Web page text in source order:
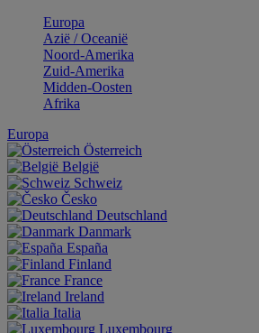
Europa
Aziё / Oceaniё
Noord-Amerika
Zuid-Amerika
Midden-Oosten
Afrika
Europa
Österreich
België
Schweiz
Česko
Deutschland
Danmark
España
Finland
France
Ireland
Italia
Luxembourg